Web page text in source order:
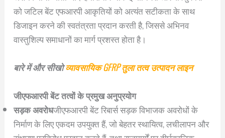
को जटिल बेंट एफआरपी आकृतियों को अत्यंत सटीकता के साथ
डिजाइन करने की स्वतंत्रता प्रदान करती है, जिससे अभिनव
वास्तुशिल्प समाधानों का मार्ग प्रशस्त होता है।
बारे में और सीखोव्यावसायिक GFRP तुला तत्व उत्पादन लाइन
जीएफआरपी बेंट तत्वों के प्रमुख अनुप्रयोग
सड़क अवरोधजीएफआरपी बेंट रिबार्स सड़क विभाजक अवरोधों के
निर्माण के लिए एकदम उपयुक्त हैं, जो बेहतर स्थायित्व, लचीलापन और